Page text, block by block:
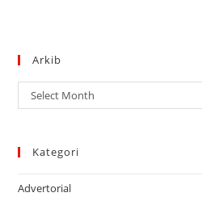
Arkib
Arkib
Select Month
Kategori
Advertorial